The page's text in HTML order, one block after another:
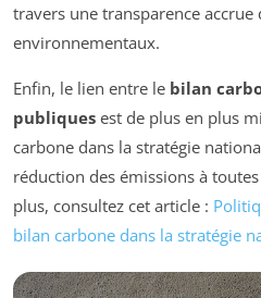
travers une transparence accrue
environnementaux.
Enfin, le lien entre le bilan
publiques est de plus en plus
carbone dans la stratégie
réduction des émissions à
plus, consultez cet article :
bilan carbone dans la stratégie